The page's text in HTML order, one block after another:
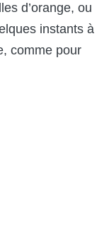
d’orange, ou
instants à
comme pour